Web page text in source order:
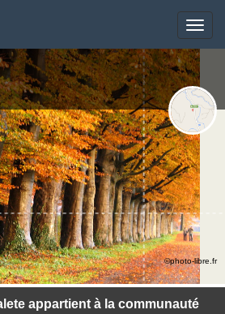
Toggle
appartient à la communauté
©photo-libre.fr
Toggle